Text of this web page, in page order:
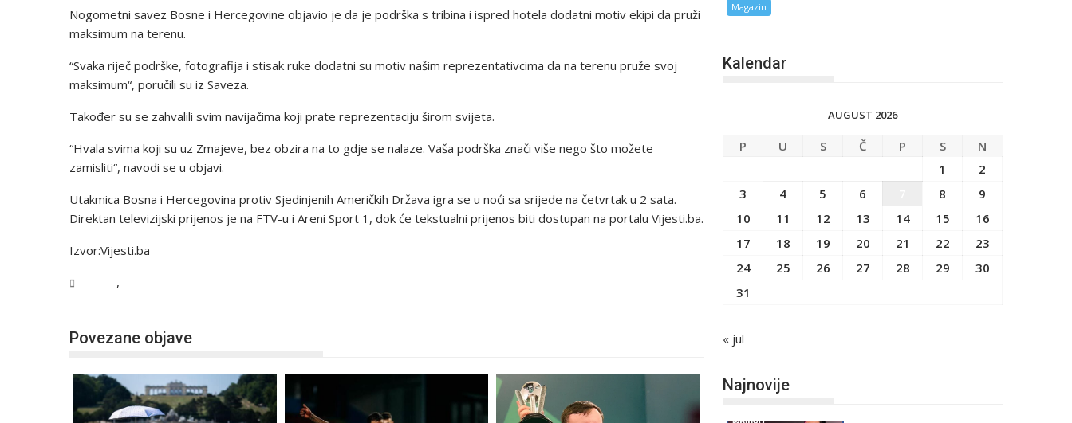
Nogometni savez Bosne i Hercegovine objavio je da je podrška s tribina i ispred hotela dodatni motiv ekipi da pruži
maksimum na terenu.
“Svaka riječ podrške, fotografija i stisak ruke dodatni su motiv našim reprezentativcima da na terenu pruže svoj
maksimum“, poručili su iz Saveza.
Također su se zahvalili svim navijačima koji prate reprezentaciju širom svijeta.
“Hvala svima koji su uz Zmajeve, bez obzira na to gdje se nalaze. Vaša podrška znači više nego što možete
zamisliti“, navodi se u objavi.
Utakmica Bosna i Hercegovina protiv Sjedinjenih Američkih Država igra se u noći sa srijede na četvrtak u 2 sata.
Direktan televizijski prijenos je na FTV-u i Areni Sport 1, dok će tekstualni prijenos biti dostupan na portalu Vijesti.ba.
Izvor:Vijesti.ba
,
Povezane objave
Magazin
Kalendar
AUGUST 2026
P U S Č P S
N
1
2
3
4 5 6 8
9
10
11 12 13 14 15
16
17
18 19 20 21 22
23
24
25 26 27 28 29
30
31
« jul
Najnovije